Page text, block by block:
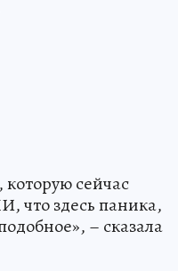
которую сейчас
что здесь паника,
– сказала